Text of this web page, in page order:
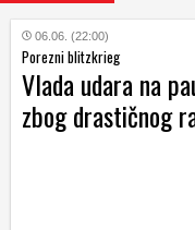
06.06. (22:00)
Porezni blitzkrieg
Vlada udara na
zbog drastičnog